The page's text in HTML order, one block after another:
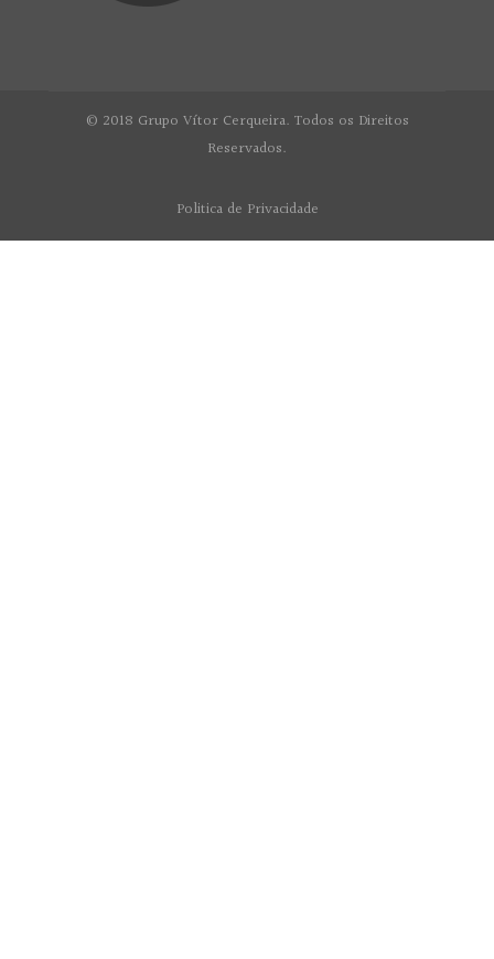
© 2018 Grupo Vítor Cerqueira. Todos os Direitos
Reservados.
Politica de Privacidade